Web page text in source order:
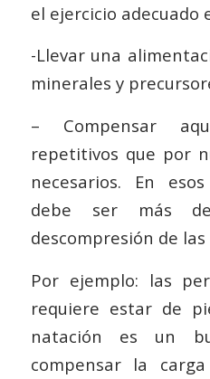
el ejercicio adecuado
-Llevar una
minerales y
– Compensar
repetitivos que por
necesarios. En
debe ser más
descompresión de
Por ejemplo: las
requiere estar de
natación es un
compensar la